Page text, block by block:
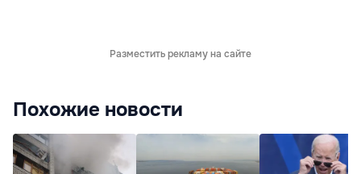
Разместить рекламу на сайте
Похожие новости